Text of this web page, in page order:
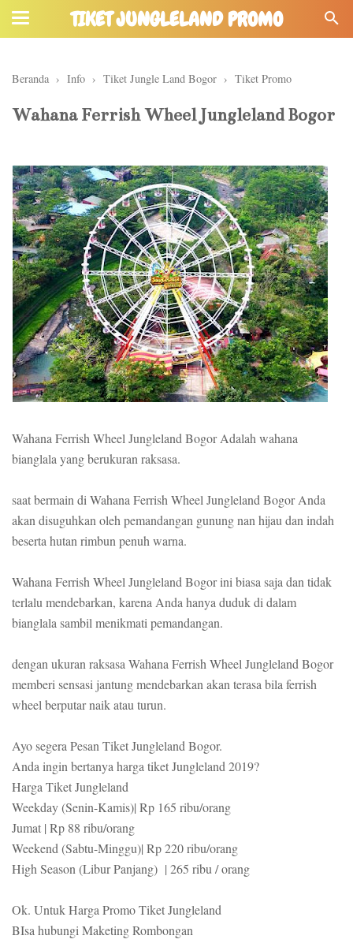
TIKET JUNGLELAND PROMO
Beranda › Info › Tiket Jungle Land Bogor › Tiket Promo
Wahana Ferrish Wheel Jungleland Bogor
Wahana Ferrish Wheel Jungleland Bogor Adalah wahana
bianglala yang berukuran raksasa.
saat bermain di Wahana Ferrish Wheel Jungleland Bogor Anda
akan disuguhkan oleh pemandangan gunung nan hijau dan indah
beserta hutan rimbun penuh warna.
Wahana Ferrish Wheel Jungleland Bogor ini biasa saja dan tidak
terlalu mendebarkan, karena Anda hanya duduk di dalam
bianglala sambil menikmati pemandangan.
dengan ukuran raksasa Wahana Ferrish Wheel Jungleland Bogor
memberi sensasi jantung mendebarkan akan terasa bila ferrish
wheel berputar naik atau turun.
Ayo segera Pesan Tiket Jungleland Bogor.
Anda ingin bertanya harga tiket Jungleland 2019?
Harga Tiket Jungleland
Weekday (Senin-Kamis)| Rp 165 ribu/orang
Jumat | Rp 88 ribu/orang
Weekend (Sabtu-Minggu)| Rp 220 ribu/orang
High Season (Libur Panjang) | 265 ribu / orang
Ok. Untuk Harga Promo Tiket Jungleland
BIsa hubungi Maketing Rombongan